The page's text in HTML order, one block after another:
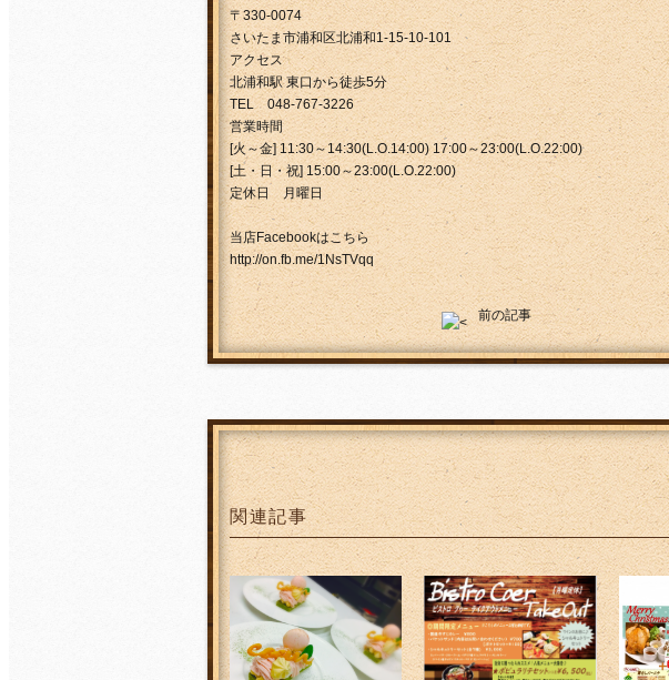
〒330-0074
さいたま市浦和区北浦和1-15-10-101
アクセス
北浦和駅 東口から徒歩5分
TEL 048-767-3226
営業時間
[火～金] 11:30～14:30(L.O.14:00) 17:00～23:00(L.O.22:00)
[土・日・祝] 15:00～23:00(L.O.22:00)
定休日 月曜日
当店Facebookはこちら
http://on.fb.me/1NsTVqq
前の記事
関連記事